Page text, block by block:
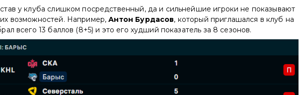
у клуба слишком посредственный, да и сильнейшие игроки не показывают
возможностей. Например,Антон Бурдасов, который приглашался в клуб на
всего 13 баллов (8+5) и это его худший показатель за 8 сезонов.